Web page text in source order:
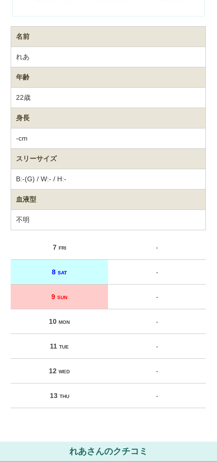
名前
れあ
年齢
22歳
身長
-cm
スリーサイズ
B:-(G) / W:- / H:-
血液型
不明
7 FRI -
8SAT -
9SUN -
10MON -
11TUE -
12WED -
13 THU -
れあさんのクチコミ